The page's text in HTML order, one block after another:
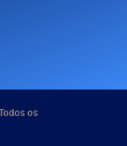
os